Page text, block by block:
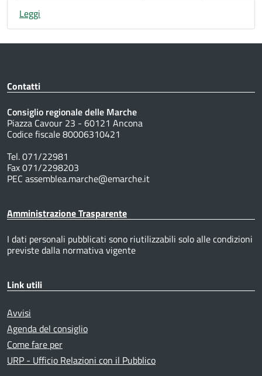
Leggi
Contatti
Consiglio regionale delle Marche
Piazza Cavour 23 - 60121 Ancona
Codice fiscale 80006310421
Tel. 071/22981
Fax 071/2298203
PEC assemblea.marche@emarche.it
Amministrazione Trasparente
I dati personali pubblicati sono riutilizzabili solo alle condizioni
previste dalla normativa vigente
Link utili
Avvisi
Agenda del consiglio
Come fare per
URP - Ufficio Relazioni con il Pubblico